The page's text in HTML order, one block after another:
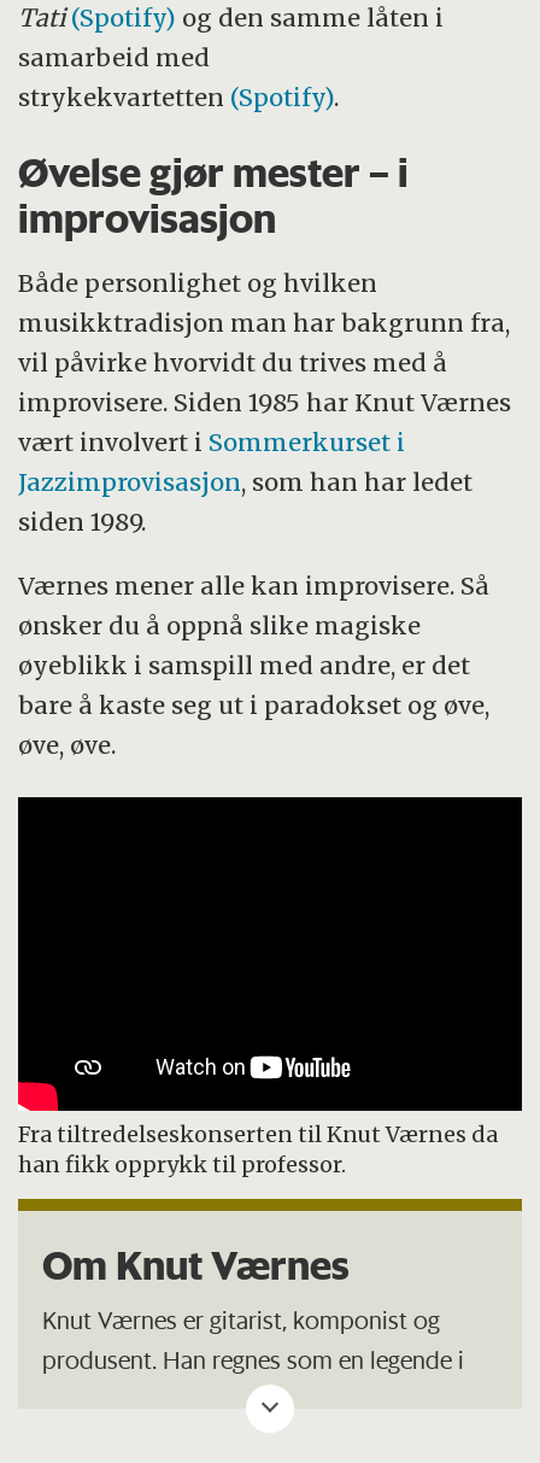
Tati(Spotify) og den samme låten i
samarbeid med
strykekvartetten (Spotify).
Øvelse gjør mester – i
improvisasjon
Både personlighet og hvilken
musikktradisjon man har bakgrunn fra,
vil påvirke hvorvidt du trives med å
improvisere. Siden 1985 har Knut Værnes
vært involvert i Sommerkurset i
Jazzimprovisasjon, som han har ledet
siden 1989.
Værnes mener alle kan improvisere. Så
ønsker du å oppnå slike magiske
øyeblikk i samspill med andre, er det
bare å kaste seg ut i paradokset og øve,
øve, øve.
Fra tiltredelseskonserten til Knut Værnes da
han fikk opprykk til professor.
Om Knut Værnes
Knut Værnes er gitarist, komponist og
produsent. Han regnes som en legende i
det norske jazzrockmiljøet og har spilt med
andre store navn som blant annet Omar